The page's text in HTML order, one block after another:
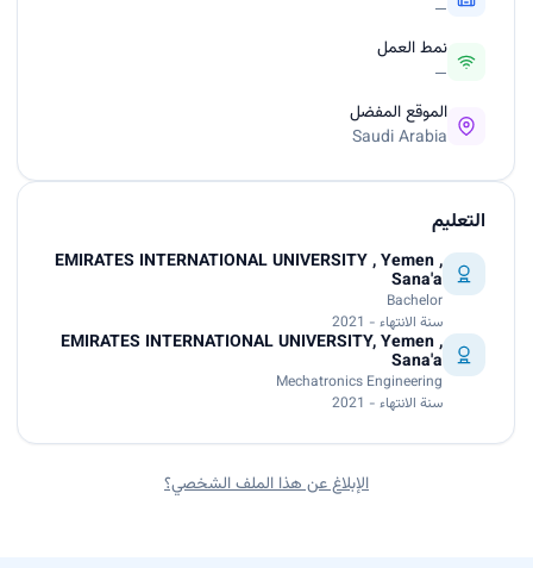
—
نمط العمل
—
الموقع المفضل
Saudi Arabia
التعليم
EMIRATES INTERNATIONAL UNIVERSITY , Yemen ,
Sana'a
Bachelor
سنة الانتهاء - 2021
EMIRATES INTERNATIONAL UNIVERSITY, Yemen ,
Sana'a
Mechatronics Engineering
سنة الانتهاء - 2021
الإبلاغ عن هذا الملف الشخصي؟